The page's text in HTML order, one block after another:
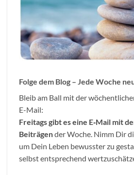
Folge dem Blog – Jede Woche
Bleib am Ball mit der
E-Mail:
Freitags gibt es eine E‐Mail mit
Beiträgender Woche. Nimm Dir
um Dein Leben bewusster zu
selbst entsprechend